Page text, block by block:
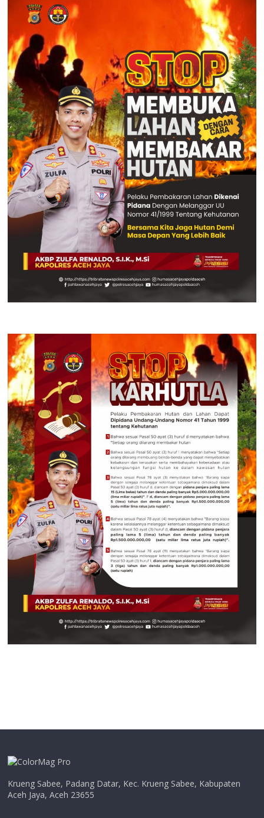
Krueng Sabee, Padang Datar, Kec. Krueng Sabee, Kabupaten
Aceh Jaya, Aceh 23655